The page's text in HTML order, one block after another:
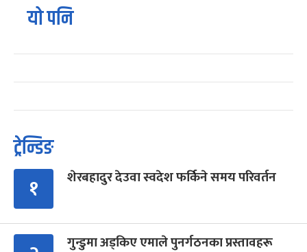
यो पनि
ट्रेन्डिङ
१ शेरबहादुर देउवा स्वदेश फर्किने समय परिवर्तन
गुन्डुमा अड्किए एमाले पुनर्गठनका प्रस्तावहरू